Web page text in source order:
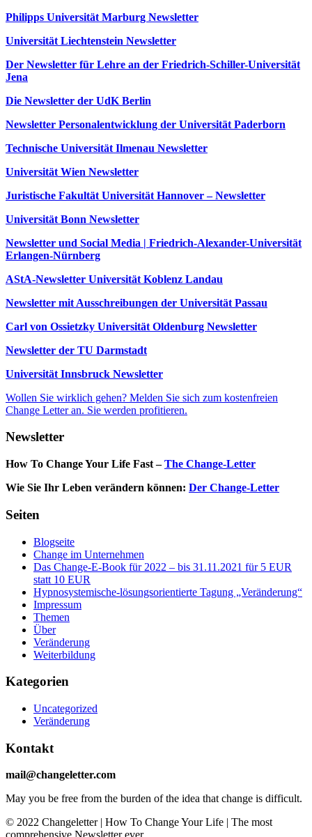
Philipps Universität Marburg Newsletter
Universität Liechtenstein Newsletter
Der Newsletter für Lehre an der Friedrich-Schiller-Universität
Jena
Die Newsletter der UdK Berlin
Newsletter Personalentwicklung der Universität Paderborn
Technische Universität Ilmenau Newsletter
Universität Wien Newsletter
Juristische Fakultät Universität Hannover – Newsletter
Universität Bonn Newsletter
Newsletter und Social Media | Friedrich-Alexander-Universität
Erlangen-Nürnberg
AStA-Newsletter Universität Koblenz Landau
Newsletter mit Ausschreibungen der Universität Passau
Carl von Ossietzky Universität Oldenburg Newsletter
Newsletter der TU Darmstadt
Universität Innsbruck Newsletter
Wollen Sie wirklich gehen? Melden Sie sich zum kostenfreien
Change Letter an. Sie werden profitieren.
Newsletter
How To Change Your Life Fast –The Change-Letter
Wie Sie Ihr Leben verändern können: Der Change-Letter
Seiten
Blogseite
Change im Unternehmen
Das Change-E-Book für 2022 – bis 31.11.2021 für 5 EUR
statt 10 EUR
Hypnosystemische-lösungsorientierte Tagung „Veränderung“
Impressum
Themen
Über
Veränderung
Weiterbildung
Kategorien
Uncategorized
Veränderung
Kontakt
mail@changeletter.com
May you be free from the burden of the idea that change is difficult.
© 2022 Changeletter | How To Change Your Life | The most